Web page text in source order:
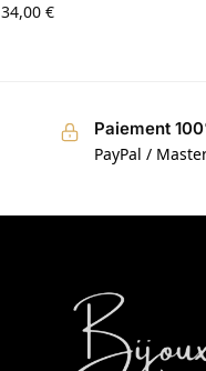
34,00€
Paiement
PayPal /